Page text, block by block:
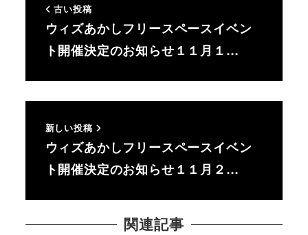
古い投稿
ウィズあかしフリースペースイベン
ト開催決定のお知らせ１１月１…
新しい投稿
ウィズあかしフリースペースイベン
ト開催決定のお知らせ１１月２…
関連記事